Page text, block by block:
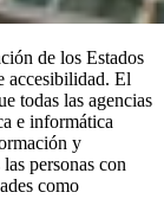
de los Estados
accesibilidad. El
todas las agencias
e informática
y
personas con
como